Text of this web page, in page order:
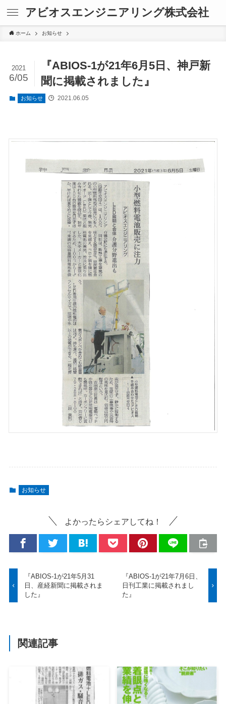
アビオスエンジニアリング株式会社
ホーム お知らせ
『ABIOS-1が21年6月5日、神戸新
聞に掲載されました』
2021
6/05
お知らせ 2021.06.05
お知らせ
よかったらシェアしてね！
『ABIOS-1が21年5月31
日、産経新聞に掲載されま
した』
『ABIOS-1が21年7月6日、
日刊工業に掲載されまし
た』
関連記事